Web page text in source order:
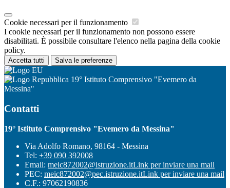
Cookie necessari per il funzionamento
I cookie necessari per il funzionamento non possono essere
disabilitati. È possibile consultare l'elenco nella pagina della cookie
policy.
Accetta tutti Salva le preferenze
19° Istituto Comprensivo "Evemero da
Messina"
Contatti
19° Istituto Comprensivo "Evemero da Messina"
Via Adolfo Romano, 98164 - Messina
Tel: +39 090 392008
Email: meic872002@istruzione.itLink per inviare una mail
PEC: meic872002@pec.istruzione.itLink per inviare una mail
C.F.: 97062190836